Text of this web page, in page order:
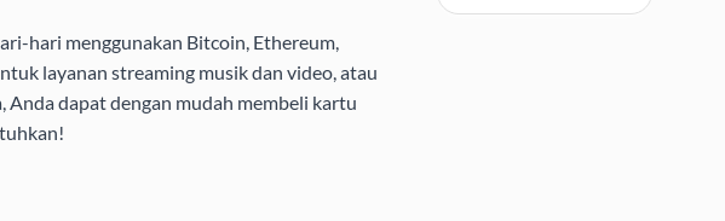
hari menggunakan Bitcoin, Ethereum,
layanan streaming musik dan video, atau
dapat dengan mudah membeli kartu